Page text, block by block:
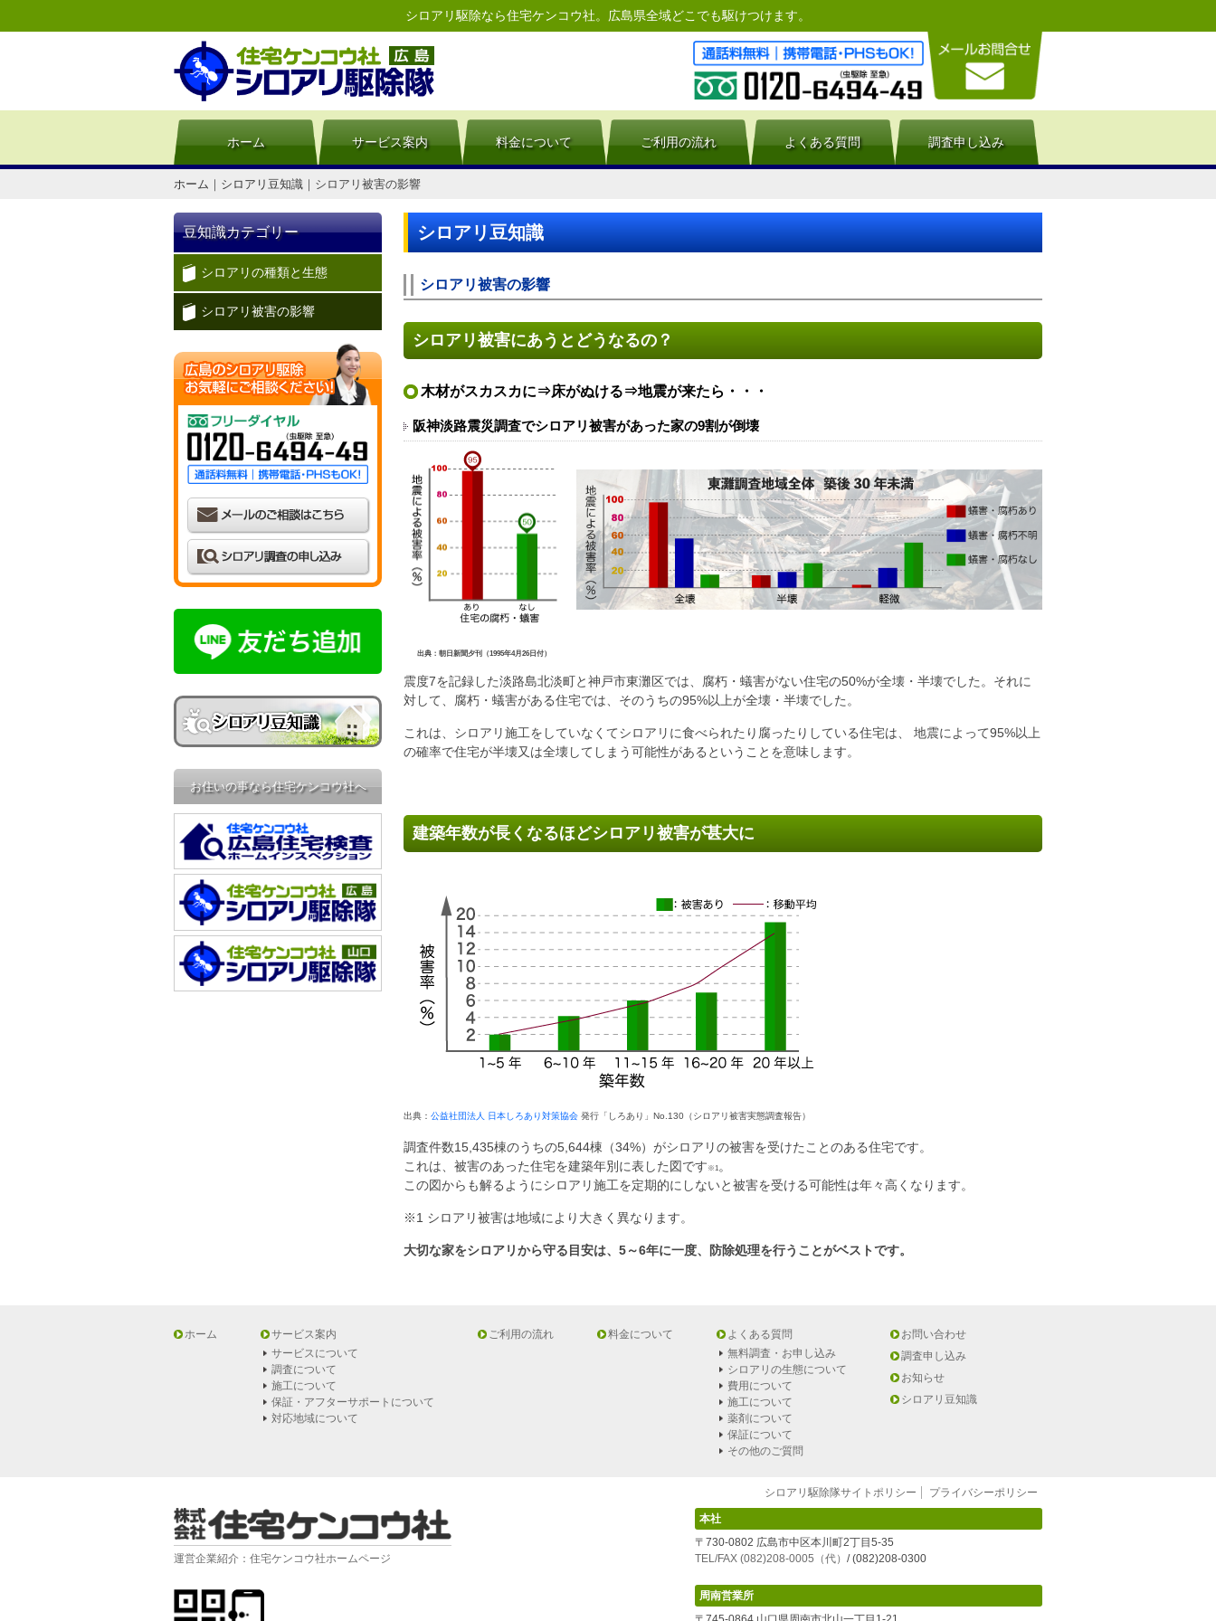
シロアリ駆除なら住宅ケンコウ社。広島県全域どこでも駆けつけます。
Skip
to
content
ホーム サービス案内 料金について ご利用の流れ よくある質問 調査申し込み
ホーム ｜ シロアリ豆知識 ｜ シロアリ被害の影響
シロアリ豆知識
シロアリ被害の影響
シロアリ被害にあうとどうなるの？
木材がスカスカに⇒床がぬける⇒地震が来たら・・・
阪神淡路震災調査でシロアリ被害があった家の9割が倒壊
出典：朝日新聞夕刊（1995年4月26日付）
震度7を記録した淡路島北淡町と神戸市東灘区では、腐朽・蟻害がない住宅の50%が全壊・半壊でした。それに
対して、腐朽・蟻害がある住宅では、そのうちの95%以上が全壊・半壊でした。
これは、シロアリ施工をしていなくてシロアリに食べられたり腐ったりしている住宅は、 地震によって95%以上
の確率で住宅が半壊又は全壊してしまう可能性があるということを意味します。
建築年数が長くなるほどシロアリ被害が甚大に
出典：公益社団法人 日本しろあり対策協会 発行「しろあり」No.130（シロアリ被害実態調査報告）
調査件数15,435棟のうちの5,644棟（34%）がシロアリの被害を受けたことのある住宅です。
これは、被害のあった住宅を建築年別に表した図です ※1 。
この図からも解るようにシロアリ施工を定期的にしないと被害を受ける可能性は年々高くなります。
※1 シロアリ被害は地域により大きく異なります。
大切な家をシロアリから守る目安は、5～6年に一度、防除処理を行うことがベストです。
豆知識カテゴリー
シロアリの種類と生態
シロアリ被害の影響
お住いの事なら住宅ケンコウ社へ
ホーム
サービス案内
サービスについて
調査について
施工について
保証・アフターサポートについて
対応地域について
ご利用の流れ 料金について
よくある質問
無料調査・お申し込み
シロアリの生態について
費用について
施工について
薬剤について
保証について
その他のご質問
お問い合わせ
調査申し込み
お知らせ
シロアリ豆知識
シロアリ駆除隊サイトポリシー プライバシーポリシー
運営企業紹介：住宅ケンコウ社ホームページ
本社
〒730-0802 広島市中区本川町2丁目5-35
TEL/FAX (082)208-0005（代） / (082)208-0300
周南営業所